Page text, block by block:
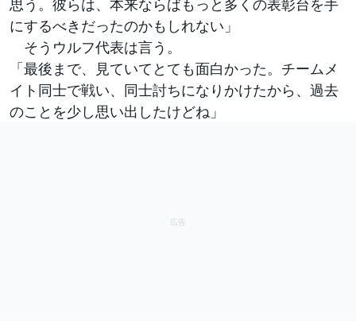
思う。彼らは、本来ならばもっと多くの表彰台を手
にするべきだったのかもしれない」
そうウルフ代表は言う。
「最後まで、見ていてとても面白かった。チームメ
イト同士で戦い、同士討ちになりかけたから、過去
のことを少し思い出したけどね」